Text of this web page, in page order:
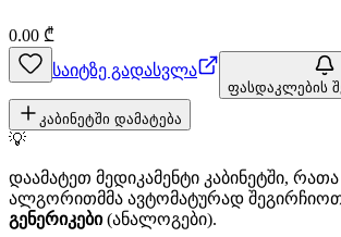
0.00 ₾
საიტზე გადასვლა
ფასდაკლების
კაბინეტში დამატება
💡
დაამატეთ მედიკამენტი კაბინეტში, რათა
ალგორითმმა ავტომატურად
გენერიკები(ანალოგები).